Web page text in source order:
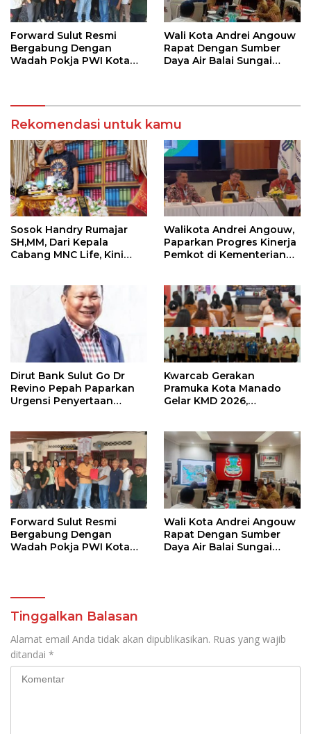
Forward Sulut Resmi
Bergabung Dengan
Wadah Pokja PWI Kota
Wali Kota Andrei Angouw
Rapat Dengan Sumber
Daya Air Balai Sungai
Rekomendasi untuk kamu
Sosok Handry Rumajar
SH,MM, Dari Kepala
Cabang MNC Life, Kini
Walikota Andrei Angouw,
Paparkan Progres Kinerja
Pemkot di Kementerian
Dirut Bank Sulut Go Dr
Revino Pepah Paparkan
Urgensi Penyertaan
Kwarcab Gerakan
Pramuka Kota Manado
Gelar KMD 2026,
Pramuka
Forward Sulut Resmi
Bergabung Dengan
Wadah Pokja PWI Kota
Wali Kota Andrei Angouw
Rapat Dengan Sumber
Daya Air Balai Sungai
Tinggalkan Balasan
Alamat email Anda tidak akan dipublikasikan. Ruas yang wajib
ditandai *